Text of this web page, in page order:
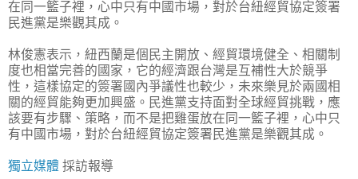
在同一籃子裡，心中只有中國市場，對於台紐經貿協定簽署
民進黨是樂觀其成。
林俊憲表示，紐西蘭是個民主開放、經貿環境健全、相關制
度也相當完善的國家，它的經濟跟台灣是互補性大於競爭
性，這樣協定的簽署國內爭議性也較少，未來樂見於兩國相
關的經貿能夠更加興盛。民進黨支持面對全球經貿挑戰，應
該要有步驟、策略，而不是把雞蛋放在同一籃子裡，心中只
有中國市場，對於台紐經貿協定簽署民進黨是樂觀其成。
獨立媒體 採訪報導